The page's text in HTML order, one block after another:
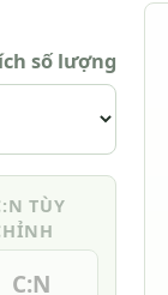
số lượng
TÙY